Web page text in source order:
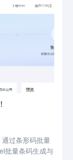
过条形码批量
批量条码生成与